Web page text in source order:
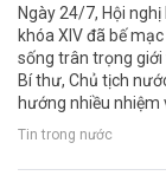
Ngày 24/7, Hội
khóa XIV đã bế
sống trân trọng giới
Bí thư, Chủ tịch
hướng nhiều
Tin trong nước